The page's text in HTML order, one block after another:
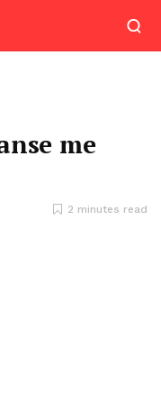
me
2 minutes read